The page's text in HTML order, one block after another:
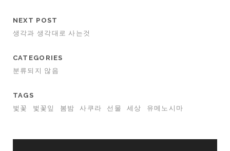
NEXT POST
생각과 생각대로 사는것
CATEGORIES
분류되지 않음
TAGS
벛꽃
벛꽃잎 봄밤 사쿠라 선물 세상 유메노시마